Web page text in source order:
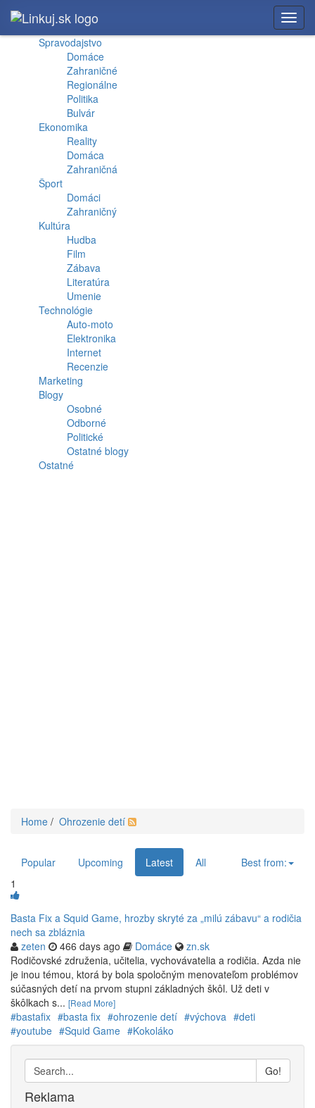
Spravodajstvo
Domáce
Zahraničné
Regionálne
Politika
Bulvár
Ekonomika
Reality
Domáca
Zahraničná
Šport
Domáci
Zahraničný
Kultúra
Hudba
Film
Zábava
Literatúra
Umenie
Technológie
Auto-moto
Elektronika
Internet
Recenzie
Marketing
Blogy
Osobné
Odborné
Politické
Ostatné blogy
Ostatné
Home / Ohrozenie detí
Popular Upcoming Latest All
Best from:
1
Basta Fix a Squid Game, hrozby skryté za „milú zábavu“ a rodičia
nech sa zbláznia
zeten
466 days ago Domáce
zn.sk
Rodičovské združenia, učitelia, vychovávatelia a rodičia. Azda nie
je inou témou, ktorá by bola spoločným menovateľom problémov
súčasných detí na prvom stupni základných škôl. Už deti v
škôlkach s... [Read More]
#bastafix #basta fix #ohrozenie detí #výchova #deti
#youtube #Squid Game #Kokoláko
Go!
Reklama